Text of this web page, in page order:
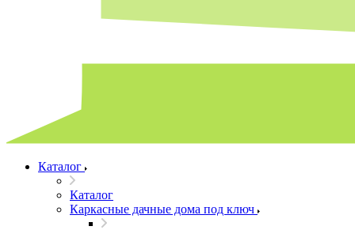
Каталог
Каталог
Каркасные дачные дома под ключ